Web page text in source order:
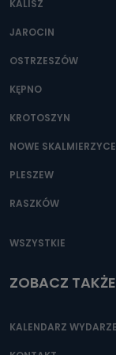
Można to zrobić
KALISZ
JAROCIN
OSTRZESZÓW
KĘPNO
KROTOSZYN
NOWE SKALMIERZYCE
PLESZEW
RASZKÓW
WSZYSTKIE
ZOBACZ TAKŻE
KALENDARZ